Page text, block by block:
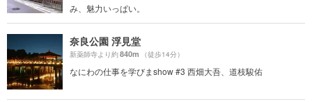
み、魅力いっぱい。
奈良公園 浮見堂
新薬師寺より約840m （徒歩14分）
なにわの仕事を学びまshow #3 西畑大吾、道枝駿佑